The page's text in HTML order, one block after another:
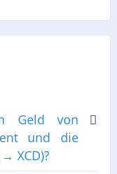
Geld von
und die
XCD)?